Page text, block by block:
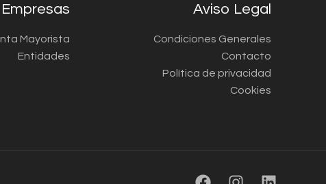
Empresas
Mayorista
Entidades
Aviso Legal
Condiciones Generales
Contacto
Política de privacidad
Cookies